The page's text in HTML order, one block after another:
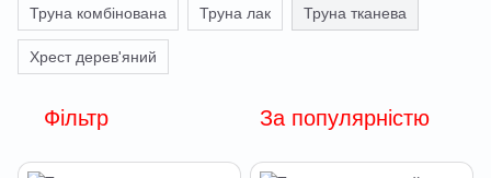
Труна комбінована Труна лак Труна тканева
Хрест дерев'яний
Фільтр За популярністю